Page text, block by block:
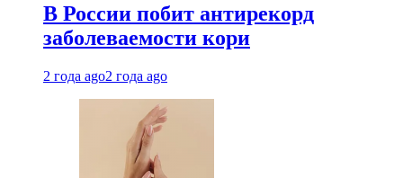
В России побит антирекорд
заболеваемости кори
2 года ago2 года ago